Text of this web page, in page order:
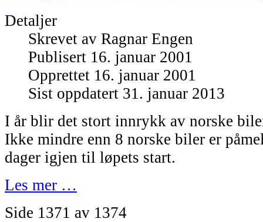
Detaljer
Skrevet av Ragnar Engen
Publisert 16. januar 2001
Opprettet 16. januar 2001
Sist oppdatert 31. januar 2013
I år blir det stort innrykk av norske
Ikke mindre enn 8 norske biler er
dager igjen til løpets start.
Les mer …
Side 1371 av 1374